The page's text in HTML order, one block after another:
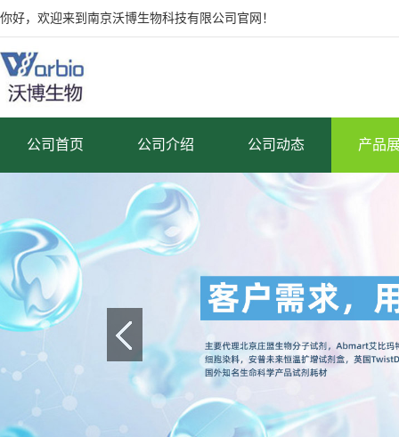
你好，欢迎来到南京沃博生物科技有限公司官网！
公司首页 公司介绍 公司动态 产品